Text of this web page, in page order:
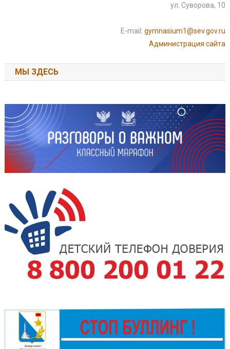
ул. Суворова, 10
E-mail:gymnasium1@sev.gov.ru
Администрация сайта
МЫ ЗДЕСЬ